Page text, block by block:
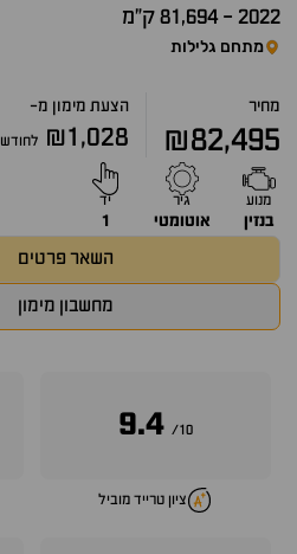
2022
- 81,694 ק״מ
מתחם גלילות
מחיר
₪82,495
הצעת מימון מ-
₪1,028 לחודש
מנוע
בנזין
גיר
אוטומטי
יד
1
השאר פרטים
מחשבון מימון
10/
9.4
ציון טרייד מוביל